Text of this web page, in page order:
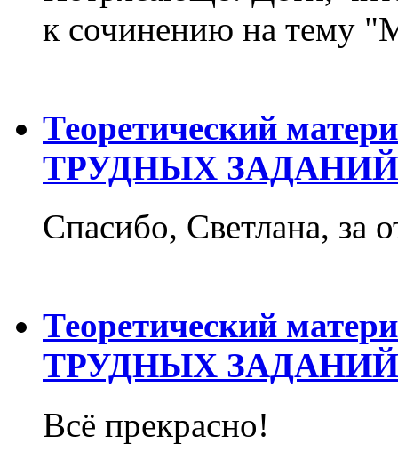
к сочинению на тему
Теоретический
ТРУДНЫХ
Спасибо, Светлана, за
Теоретический
ТРУДНЫХ
Всё прекрасно!